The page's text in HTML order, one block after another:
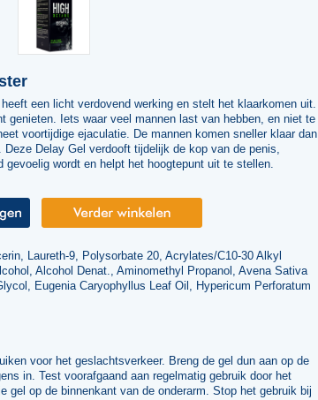
een licht verdovend werking en stelt het klaarkomen uit.
genieten. Iets waar veel mannen last van hebben, en niet te
voortijdige ejaculatie. De mannen komen sneller klaar dan
Delay Gel verdooft tijdelijk de kop van de penis,
gevoelig wordt en helpt het hoogtepunt uit te stellen.
Laureth-9, Polysorbate 20, Acrylates/C10-30 Alkyl
Alcohol Denat., Aminomethyl Propanol, Avena Sativa
Eugenia Caryophyllus Leaf Oil, Hypericum Perforatum
voor het geslachtsverkeer. Breng de gel dun aan op de
in. Test voorafgaand aan regelmatig gebruik door het
gel op de binnenkant van de onderarm. Stop het gebruik bij